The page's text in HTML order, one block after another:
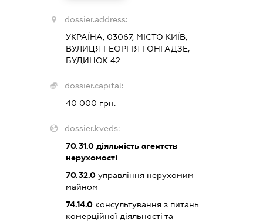
dossier.address:
УКРАЇНА, 03067, МІСТО КИЇВ,
ВУЛИЦЯ ГЕОРГІЯ ГОНГАДЗЕ,
БУДИНОК 42
dossier.capital:
40 000 грн.
dossier.kveds:
70.31.0діяльність агентств
нерухомості
70.32.0управління нерухомим
майном
74.14.0консультування з питань
комерційної діяльності та